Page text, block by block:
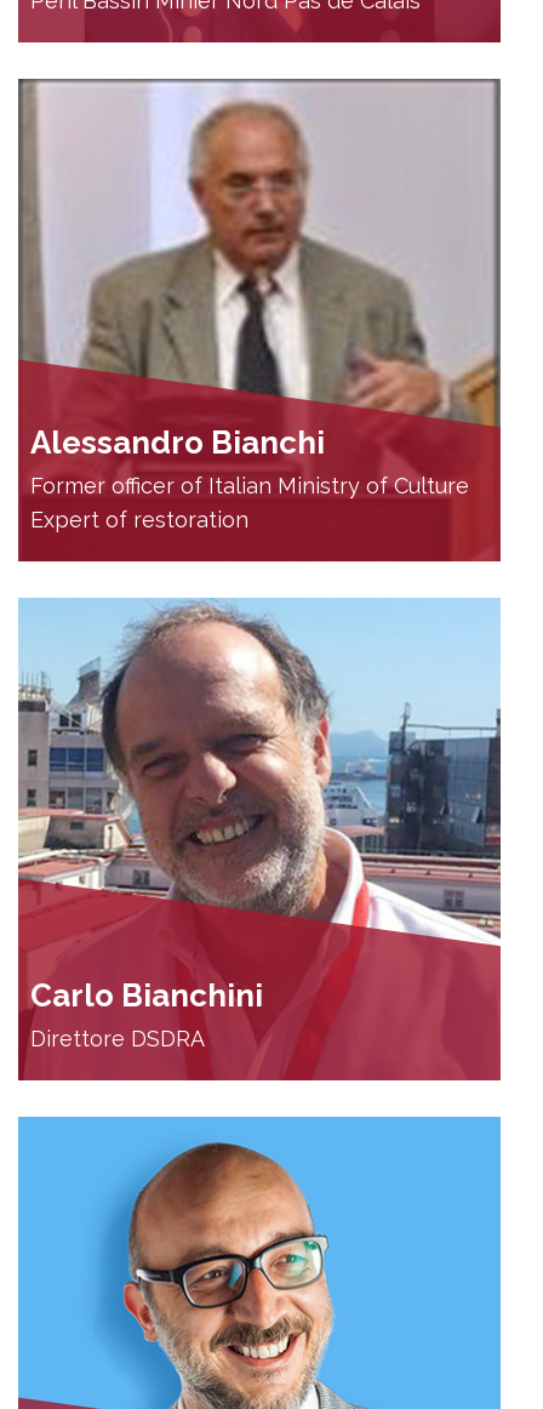
Alessandro Bianchi
Former officer of Italian Ministry of Culture
Expert of restoration
Carlo Bianchini
Direttore DSDRA